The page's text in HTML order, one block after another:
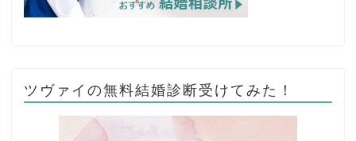
ツヴァイの無料結婚診断受けてみた！